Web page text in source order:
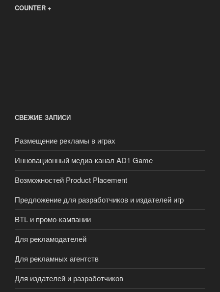
COUNTER +
СВЕЖИЕ ЗАПИСИ
Размещение рекламы в играх
Инновационный медиа-канал AD1 Game
Возможностей Product Placement
Предложение для разработчиков и издателей игр
BTL и промо-кампании
Для рекламодателей
Для рекламных агентств
Для издателей и разработчиков